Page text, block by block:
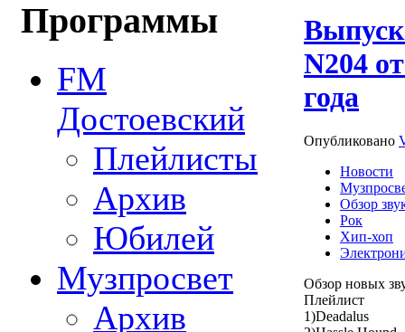
Программы
FM
Достоевский
Плейлисты
Архив
Юбилей
Музпросвет
Архив
N204
года
Опубликовано
Новости
Обзор
Рок
Хип-хоп
Обзор новых
Плейлист
1)Deadalus